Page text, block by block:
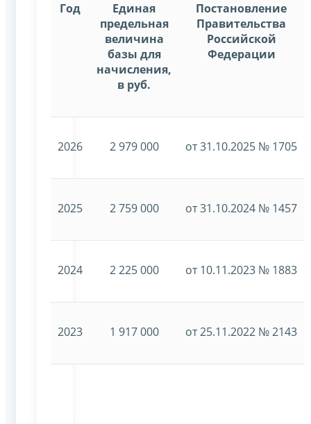
Год
Единая
предельная
величина
базы для
начисления,
в руб.
Постановление
Правительства
Российской
Федерации
2026 2 979 000 от 31.10.2025 № 1705
2025 2 759 000 от 31.10.2024 № 1457
2024 2 225 000 от 10.11.2023 № 1883
2023 1 917 000 от 25.11.2022 № 2143